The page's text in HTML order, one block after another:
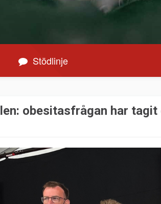
Stödlinje
obesitasfrågan har